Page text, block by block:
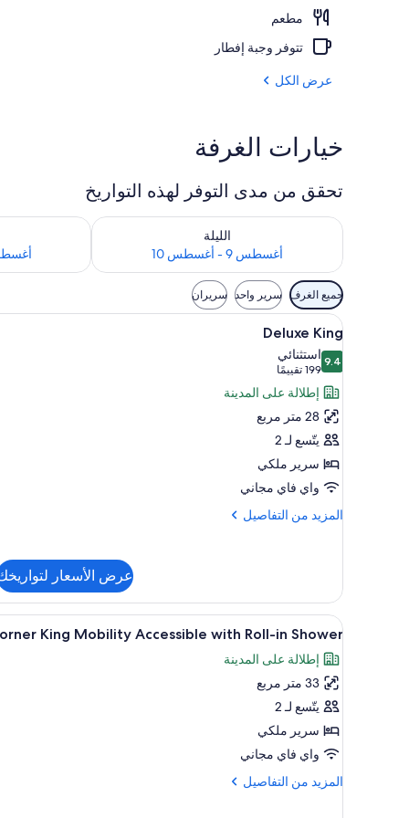
مطعم
تتوفر وجبة إفطار
عرض الكل
خيارات الغرفة
تحقق من مدى التوفر لهذه التواريخ
الليلة
أغسطس 9 - أغسطس 10
تحقق من مدى التوفر لليلة للفترة أغسطس 9 - أغسطس 10
أغسطس 10 -
تحقق من مدى
عوامل
التصفية
المتاحة
للغرف
جميع الغرف سرير واحد سريران
استعراض
جميع
صور
Deluxe
King
ملاءات للفراش لا تسبب
6
Deluxe King
9.49.4 من 10
استثنائي
199 تقييمًا
(199
تقييمًا)
إطلالة على المدينة
28 متر مربع
يتّسع لـ 2
سرير ملكي
واي فاي مجاني
المزيد من التفاصيل
المزيد
King
عرض الأسعار
استعراض
جميع
صور
Corner
King
Mobility
Accessible
with
Roll-
7
King Mobility Accessible with Roll-in Shower
إطلالة على المدينة
33 متر مربع
يتّسع لـ 2
سرير ملكي
واي فاي مجاني
المزيد من التفاصيل
المزيد